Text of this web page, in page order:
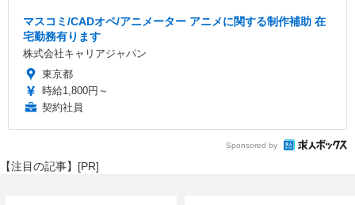
マスコミ/CADオペ/アニメーター アニメに関する制作補助 在
宅勤務有ります
株式会社キャリアジャパン
東京都
時給1,800円～
契約社員
Sponsored by
【注目の記事】[PR]